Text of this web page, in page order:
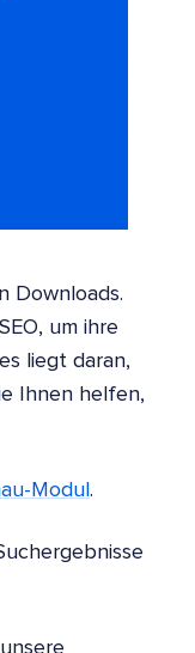
Downloads.
um ihre
liegt daran,
Ihnen helfen,
Modul .